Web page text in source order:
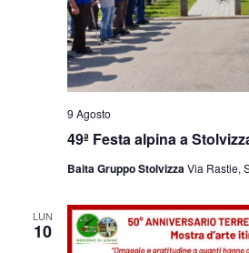
49ª Festa alpina a
9 Agosto
Baita Gruppo StolvizzaVia Rastie,
LUN
10